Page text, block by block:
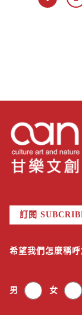
訂閱
希望我們怎麼稱呼
男 女